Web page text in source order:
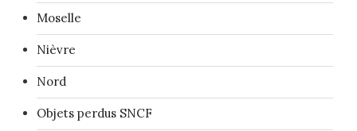
Moselle
Nièvre
Nord
Objets perdus SNCF